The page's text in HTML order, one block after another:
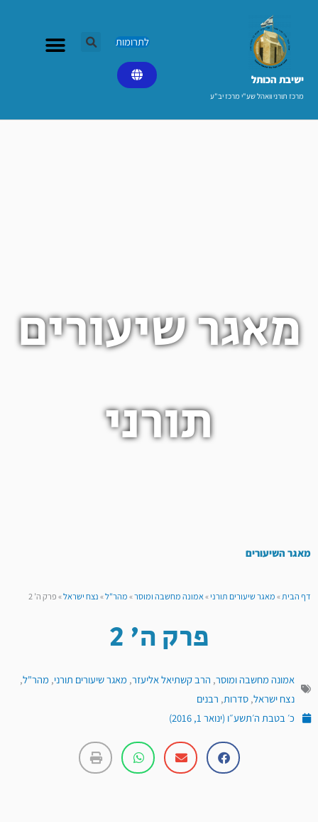
ישיבת הכותל​
מרכז תורני וואהל שע"י מרכז יב"ע
לתרומות
מאגר שיעורים
תורני
מאגר השיעורים
דף הבית»מאגר שיעורים תורני»אמונה מחשבה ומוסר»מהר"ל»נצח ישראל»פרק ה’ 2
פרק ה' 2
אמונה מחשבה ומוסר, הרב קשתיאל אליעזר, מאגר שיעורים תורני, מהר"ל,
נצח ישראל, סדרות, רבנים
כ׳ בטבת ה׳תשע״ו (ינואר 1, 2016)